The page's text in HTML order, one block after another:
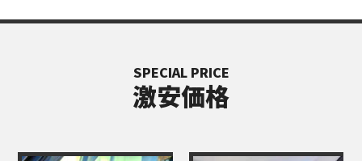
SPECIAL PRICE
激安価格